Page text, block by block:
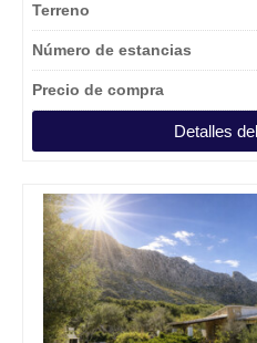
Terreno
Número de estancias
Precio de compra
Detalles